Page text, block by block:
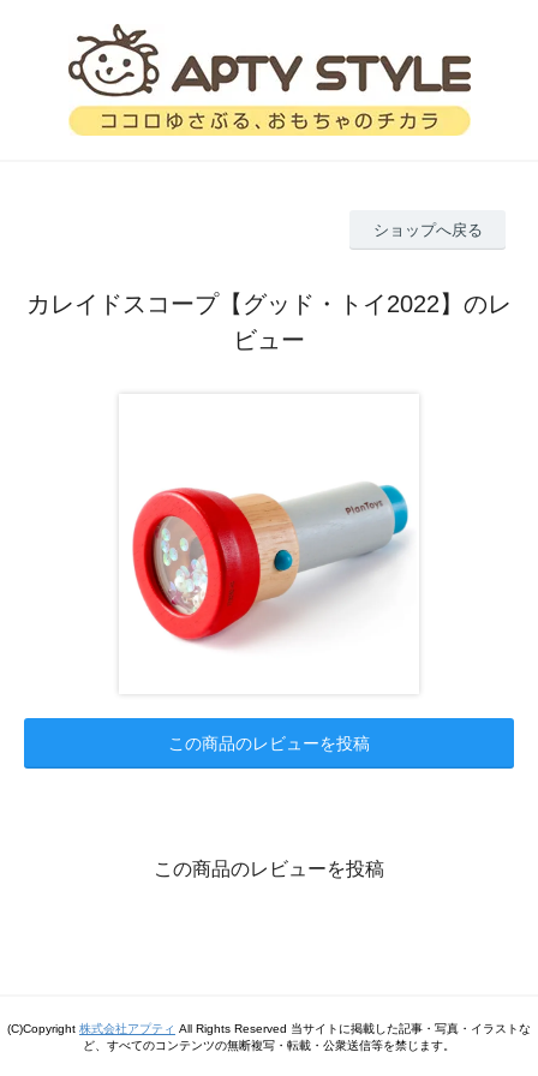
ショップへ戻る
カレイドスコープ【グッド・トイ2022】のレ
ビュー
この商品のレビューを投稿
この商品のレビューを投稿
(C)Copyright 株式会社アプティ All Rights Reserved 当サイトに掲載した記事・写真・イラストな
ど、すべてのコンテンツの無断複写・転載・公衆送信等を禁じます。